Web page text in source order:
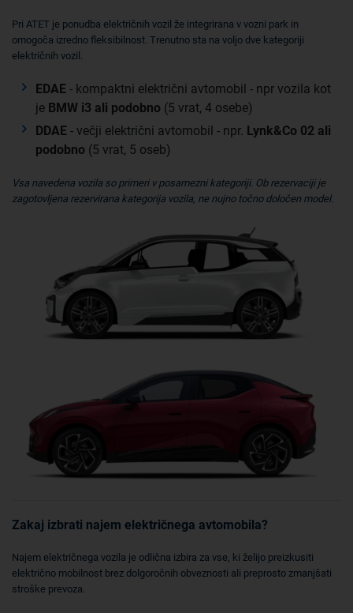
Pri ATET je ponudba električnih vozil že integrirana v vozni park in
omogoča izredno fleksibilnost. Trenutno sta na voljo dve kategoriji
električnih vozil.
EDAE - kompaktni električni avtomobil - npr vozila kot
je BMW i3 ali podobno (5 vrat, 4 osebe)
DDAE - večji električni avtomobil - npr. Lynk&Co 02 ali
podobno (5 vrat, 5 oseb)
Vsa navedena vozila so primeri v posamezni kategoriji. Ob rezervaciji je
zagotovljena rezervirana kategorija vozila, ne nujno točno določen model.
Zakaj izbrati najem električnega avtomobila?
Najem električnega vozila je odlična izbira za vse, ki želijo preizkusiti
električno mobilnost brez dolgoročnih obveznosti ali preprosto zmanjšati
stroške prevoza.